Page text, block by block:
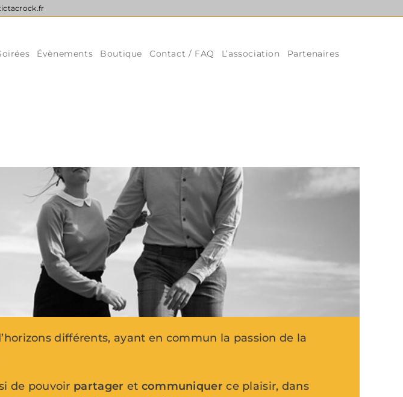
Évènements Boutique Contact / FAQ L’association Partenaires
différents, ayant en commun la passion de la
de pouvoir partager et communiquer ce plaisir, dans